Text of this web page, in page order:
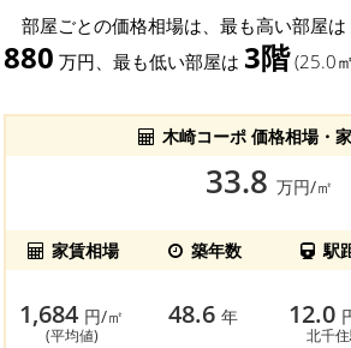
部屋ごとの価格相場は、最も高い部屋は
880 万円、最も低い部屋は 3階(25.0
木崎コーポ 価格相場・
33.8 万円/㎡
家賃相場 築年数 駅
1,684 円/㎡
(平均値)
48.6年 12.0
北千